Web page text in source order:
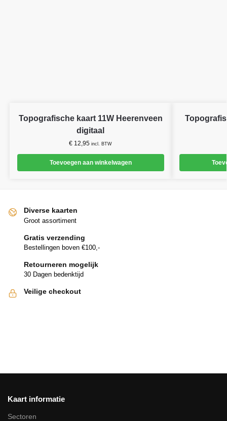
Topografische kaart 11W Heerenveen
digitaal
€ 12,95 incl. BTW
Toevoegen aan winkelwagen
Diverse kaarten
Groot assortiment
Gratis verzending
Bestellingen boven €100,-
Retourneren mogelijk
30 Dagen bedenktijd
Veilige checkout
Kaart informatie
Sectoren